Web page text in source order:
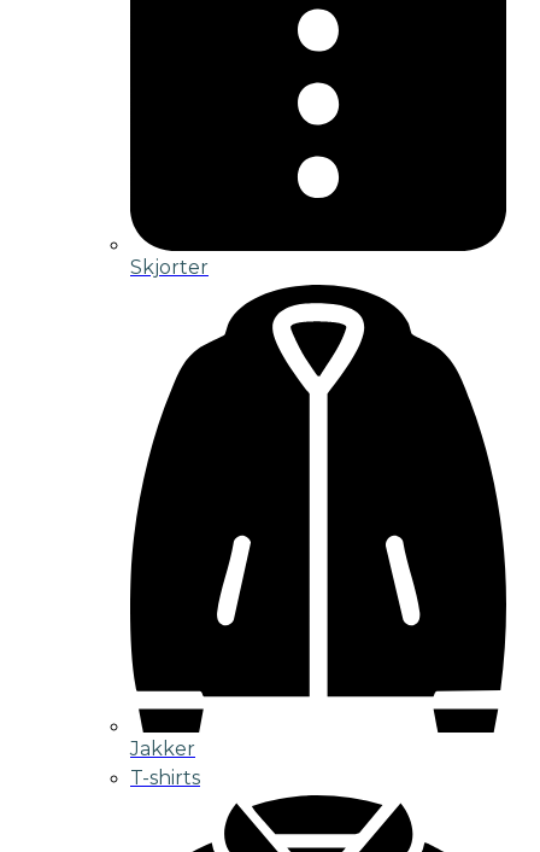
Skjorter
Jakker
T-shirts